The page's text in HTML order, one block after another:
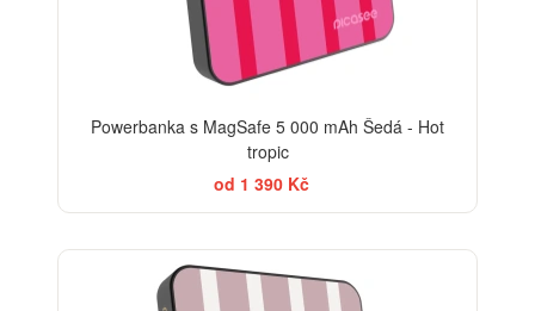
Powerbanka s MagSafe 5 000 mAh Šedá - Hot
tropic
od 1 390 Kč